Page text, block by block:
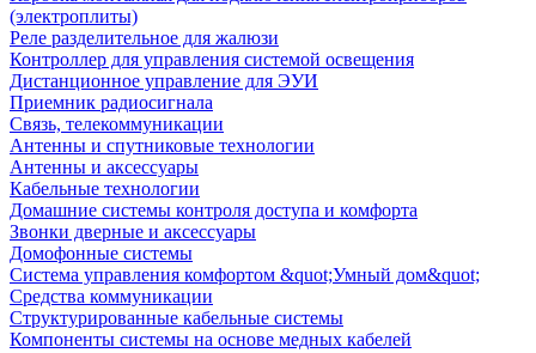
(электроплиты)
Реле разделительное для жалюзи
Контроллер для управления системой освещения
Дистанционное управление для ЭУИ
Приемник радиосигнала
Связь, телекоммуникации
Антенны и спутниковые технологии
Антенны и аксессуары
Кабельные технологии
Домашние системы контроля доступа и комфорта
Звонки дверные и аксессуары
Домофонные системы
Система управления комфортом &quot;Умный дом&quot;
Средства коммуникации
Структурированные кабельные системы
Компоненты системы на основе медных кабелей